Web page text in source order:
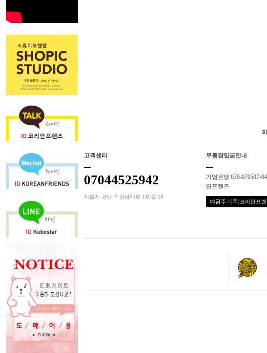
고객센터
07044525942
서울시 강남구 강남대로 140길 18
무통장입금안내
기업은행 039-079507-
안프렌즈
예금주 / (주)코리안프렌